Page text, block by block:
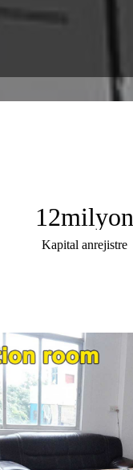
12milyon
Kapital anrejistre